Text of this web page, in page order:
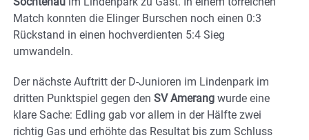
Match konnten die Elinger Burschen noch einen 0:3
Rückstand in einen hochverdienten 5:4 Sieg
umwandeln.
Der nächste Auftritt der D-Junioren im Lindenpark im
dritten Punktspiel gegen den SV Amerang wurde eine
klare Sache: Edling gab vor allem in der Hälfte zwei
richtig Gas und erhöhte das Resultat bis zum Schluss